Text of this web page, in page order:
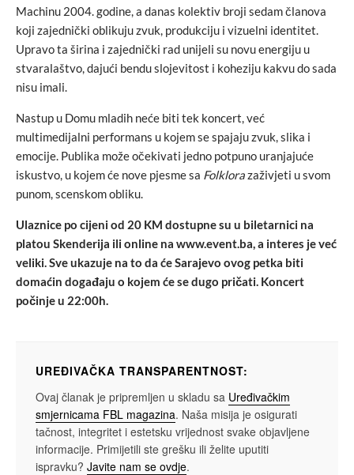
Machinu 2004. godine, a danas kolektiv broji sedam članova
koji zajednički oblikuju zvuk, produkciju i vizuelni identitet.
Upravo ta širina i zajednički rad unijeli su novu energiju u
stvaralaštvo, dajući bendu slojevitost i koheziju kakvu do sada
nisu imali.
Nastup u Domu mladih neće biti tek koncert, već
multimedijalni performans u kojem se spajaju zvuk, slika i
emocije. Publika može očekivati jedno potpuno uranjajuće
iskustvo, u kojem će nove pjesme sa Folklorazaživjeti u svom
punom, scenskom obliku.
Ulaznice po cijeni od 20 KM dostupne su u biletarnici na
platou Skenderija ili online na www.event.ba, a interes je već
veliki. Sve ukazuje na to da će Sarajevo ovog petka biti
domaćin događaju o kojem će se dugo pričati. Koncert
počinje u 22:00h.
UREĐIVAČKA TRANSPARENTNOST:
Ovaj članak je pripremljen u skladu sa Uređivačkim
smjernicama FBL magazina. Naša misija je osigurati
tačnost, integritet i estetsku vrijednost svake objavljene
informacije. Primijetili ste grešku ili želite uputiti
ispravku? Javite nam se ovdje.